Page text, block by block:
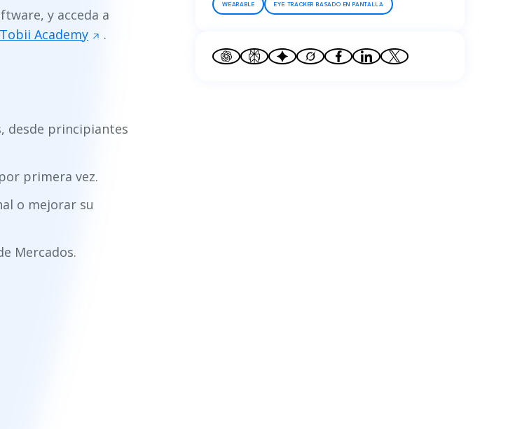
y acceda a
Tobii Academy .
desde principiantes
primera vez.
o mejorar su
Mercados.
WEARABLE EYE TRACKER BASADO EN PANTALLA